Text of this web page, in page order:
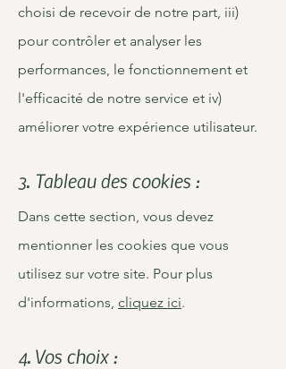
choisi de recevoir de notre part, iii)
pour contrôler et analyser les
performances, le fonctionnement et
l'efficacité de notre service et iv)
améliorer votre expérience utilisateur.
3. Tableau des cookies :
Dans cette section, vous devez
mentionner les cookies que vous
utilisez sur votre site. Pour plus
d'informations, cliquez ici.
4. Vos choix :